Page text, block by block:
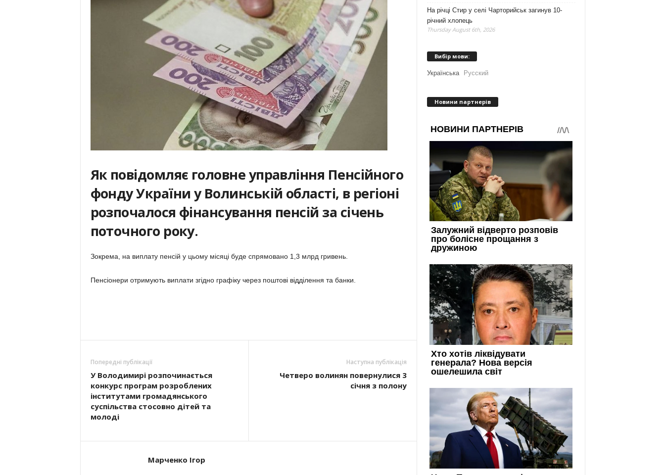
Як повідомляє головне управління Пенсійного
фонду України у Волинській області, в регіоні
розпочалося фінансування пенсій за січень
поточного року.
Зокрема, на виплату пенсій у цьому місяці буде спрямовано 1,3 млрд гривень.
Пенсіонери отримують виплати згідно графіку через поштові відділення та банки.
Попередні публікації
У Володимирі розпочинається
конкурс програм розроблених
інститутами громадянського
суспільства стосовно дітей та
молоді
Наступна публікація
Четверо волинян повернулися 3
січня з полону
Марченко Ігор
На річці Стир у селі Чарторийськ загинув 10-
річний хлопець
Thursday August 6th, 2026
Вибір мови:
Українська Русский
Новини партнерів